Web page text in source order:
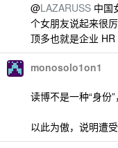
@LAZARUSS 中国
个女朋友说起来很
顶多也就是企业
monosolo1on1
读博不是一种“身份
以此为傲，说明遭